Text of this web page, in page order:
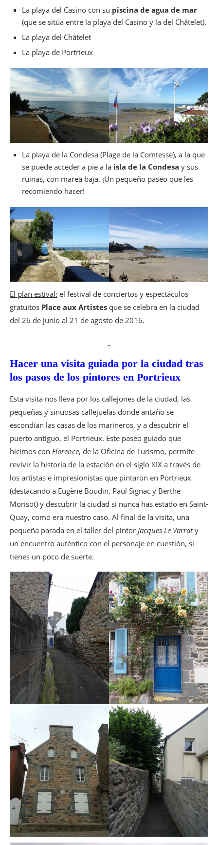
La playa del Casino con su piscina de agua de mar
(que se sitúa entre la playa del Casino y la del Châtelet).
La playa del Châtelet
La playa de Portrieux
La playa de la Condesa (Plage de la Comtesse), a la que
se puede acceder a pie a la isla de la Condesa y sus
ruinas, con marea baja. ¡Un pequeño paseo que les
recomiendo hacer!
El plan estival: el festival de conciertos y espectáculos
gratuitos Place aux Artistes que se celebra en la ciudad
del 26 de junio al 21 de agosto de 2016.
Hacer una visita guiada por la ciudad tras
los pasos de los pintores en Portrieux
Esta visita nos lleva por los callejones de la ciudad, las
pequeñas y sinuosas callejuelas donde antaño se
escondían las casas de los marineros, y a descubrir el
puerto antiguo, el Portrieux. Este paseo guiado que
hicimos con Florence, de la Oficina de Turismo, permite
revivir la historia de la estación en el siglo XIX a través de
los artistas e impresionistas que pintaron en Portrieux
(destacando a Eugène Boudin, Paul Signac y Berthe
Morisot) y descubrir la ciudad si nunca has estado en Saint-
Quay, como era nuestro caso. Al final de la visita, una
pequeña parada en el taller del pintor Jacques Le Varraty
un encuentro auténtico con el personaje en cuestión, si
tienes un poco de suerte.